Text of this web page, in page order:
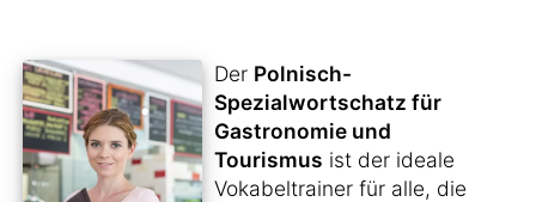
Der Polnisch-
Spezialwortschatz für
Gastronomie und
Tourismus ist der ideale
Vokabeltrainer für alle, die